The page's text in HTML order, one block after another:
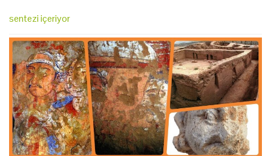
sentezi içeriyor